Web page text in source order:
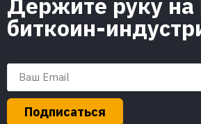
биткоин-
Подписаться